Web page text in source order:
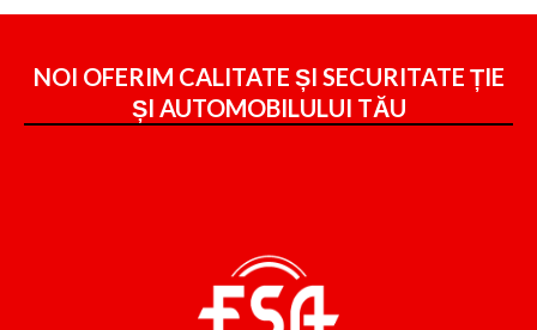
NOI OFERIM CALITATE ȘI SECURITATE ȚIE
ȘI AUTOMOBILULUI TĂU